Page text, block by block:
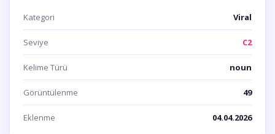
Kategori Viral
Seviye C2
Kelime Türü noun
Görüntülenme 49
Eklenme 04.04.2026